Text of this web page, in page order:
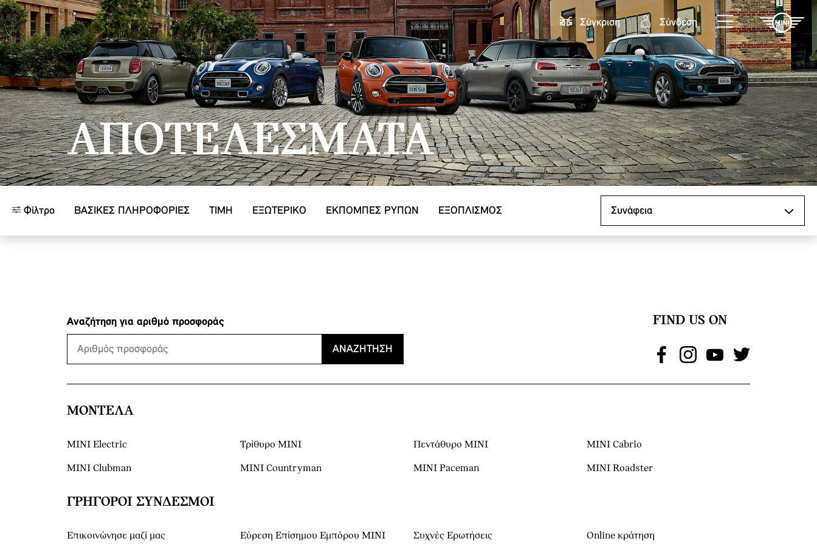
Μετάβαση στο κύριο περιεχόμενο
Σύγκριση
Σύνδεση
ΑΠΟΤΕΛΈΣΜΑΤΑ
Φίλτρο ΒΑΣΙΚΈΣ ΠΛΗΡΟΦΟΡΊΕΣ ΤΙΜΗ ΕΞΩΤΕΡΙΚΌ ΕΚΠΟΜΠΕΣ ΡΥΠΩΝ ΕΞΟΠΛΙΣΜΌΣ
Αναζήτηση για αριθμό προσφοράς
ΑΝΑΖΉΤΗΣΗ
FIND US ON
ΜΟΝΤΕΛΑ
MINI Electric Τρίθυρο MINI Πεντάθυρο MINI MINI Cabrio
MINI Clubman MINI Countryman MINI Paceman MINI Roadster
ΓΡΉΓΟΡΟΙ ΣΎΝΔΕΣΜΟΙ
Επικοινώνησε μαζί μας Εύρεση Επίσημου Εμπόρου ΜΙΝΙ Συχνές Ερωτήσεις Online κράτηση